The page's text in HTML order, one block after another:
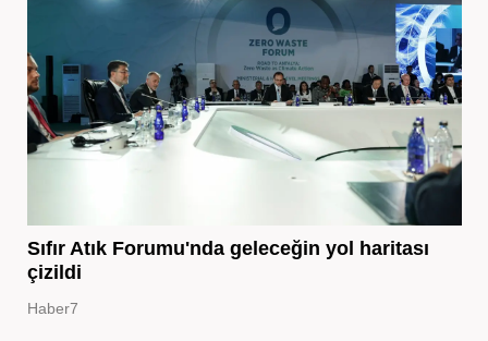
Sıfır Atık Forumu'nda geleceğin yol haritası
çizildi
Haber7